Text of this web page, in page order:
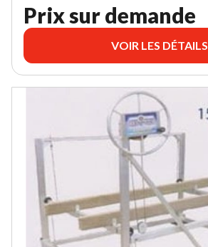
Prix sur demande
VOIR LES DÉTAILS